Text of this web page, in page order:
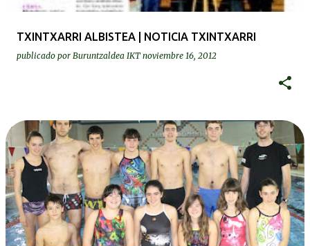
TXINTXARRI ALBISTEA | NOTICIA TXINTXARRI
publicado por Buruntzaldea IKT noviembre 16, 2012